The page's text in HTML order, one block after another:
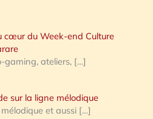
cœur du Week-end Culture
gaming, ateliers, […]
sur la ligne mélodique
et aussi […]